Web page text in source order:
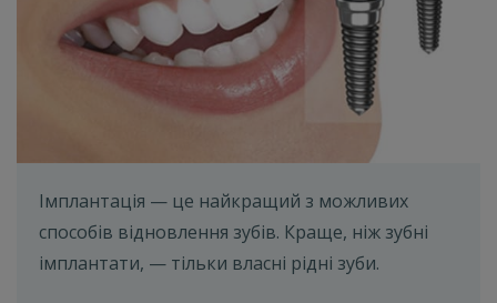
Імплантація — це найкращий з можливих
способів відновлення зубів. Краще, ніж зубні
імплантати, — тільки власні рідні зуби.